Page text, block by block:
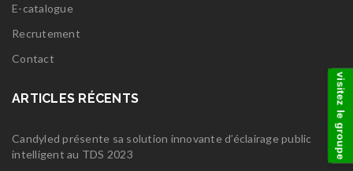
E-catalogue
Recrutement
Contact
ARTICLES RÉCENTS
Candyled présente sa solution innovante d’éclairage public
intelligent au TDS 2023
visitez le groupe